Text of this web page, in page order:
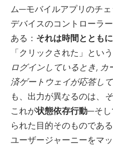
ム—モバイルアプリのチ
デバイスのコントローラ
ある： それは時間ととも
「クリックされた」とい
ログインしているとき, カ
済ゲートウェイが応答し
も、出力が異なるのは、
これが状態依存行動—そし
られた目的そのものである
ユーザージャーニーをマ